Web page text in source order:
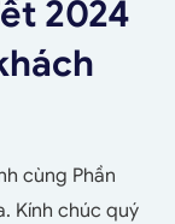
2024
cùng Phần
Kính chúc quý